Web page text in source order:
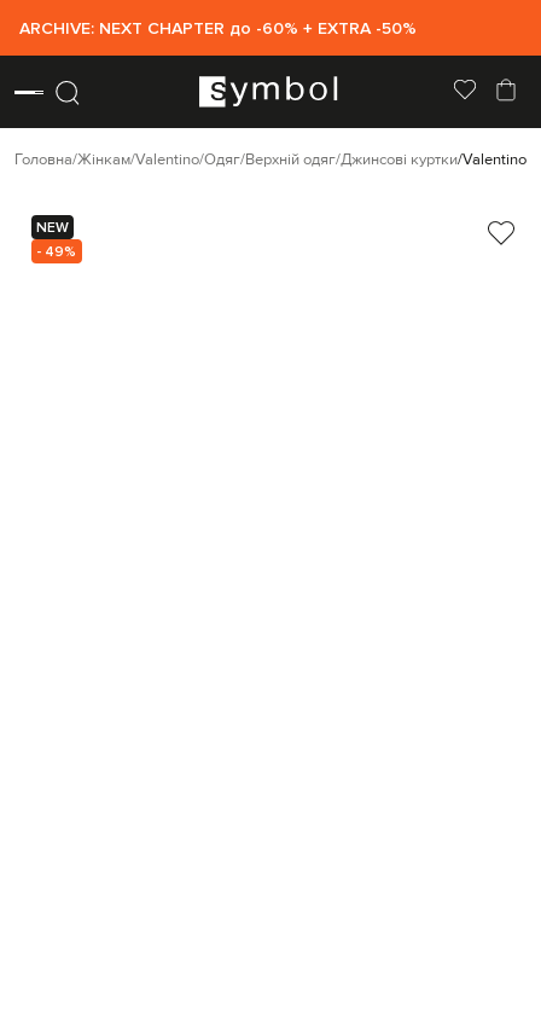
ARCHIVE: NEXT CHAPTER до -60% + EXTRA -50%
Головна Жінкам Valentino Одяг Верхній одяг Джинсові куртки Valentino
NEW
- 49%